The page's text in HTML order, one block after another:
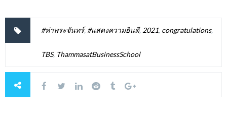
#ท่าพระจันทร์, #แสดงความยินดี, 2021, congratulations,
TBS, ThammasatBusinessSchool